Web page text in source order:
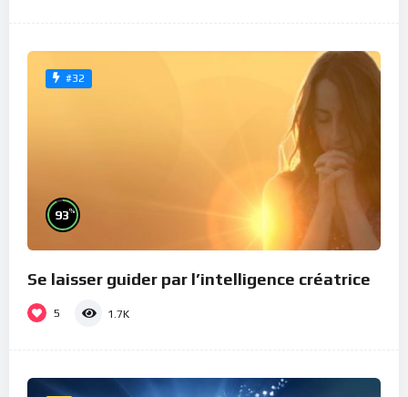
#32
93%
Se laisser guider par l’intelligence créatrice
5 1.7K